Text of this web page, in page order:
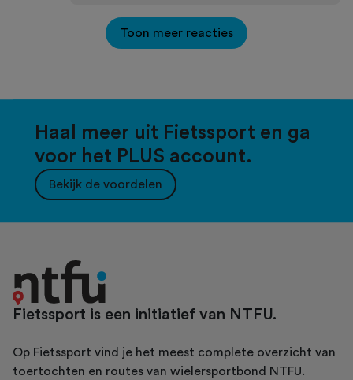
Toon meer reacties
Haal meer uit Fietssport en ga
voor het PLUS account.
Bekijk de voordelen
Fietssport is een initiatief van NTFU.
Op Fietssport vind je het meest complete overzicht van
toertochten en routes van wielersportbond NTFU.